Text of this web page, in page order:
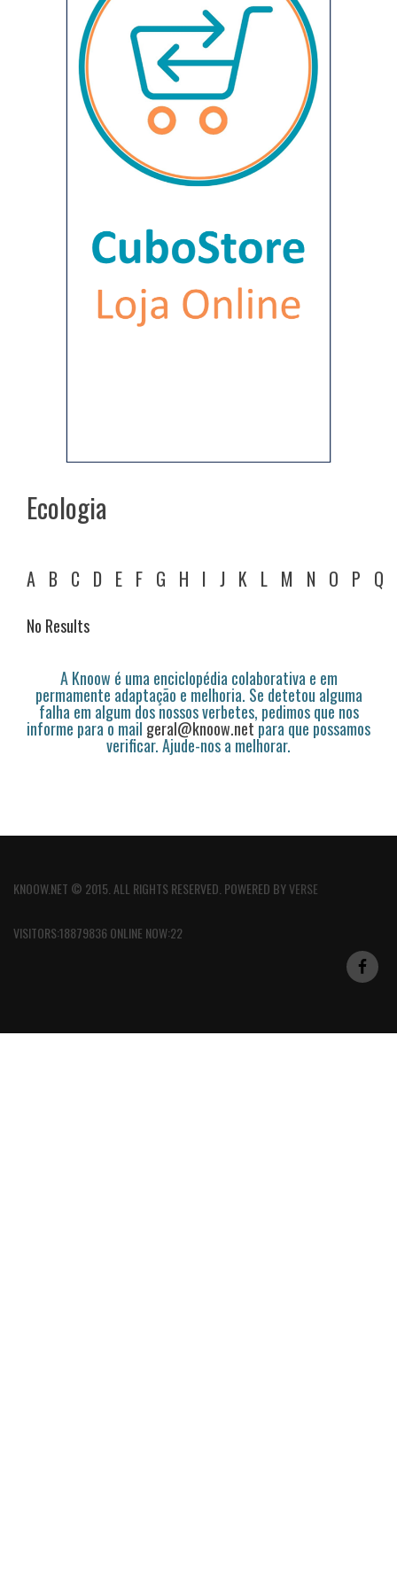
Ecologia
A B C D E F G H I J K L M N O P Q
No Results
A Knoow é uma enciclopédia colaborativa e em
permamente adaptação e melhoria. Se detetou alguma
falha em algum dos nossos verbetes, pedimos que nos
informe para o mail geral@knoow.netpara que possamos
verificar. Ajude-nos a melhorar.
KNOOW.NET © 2015. ALL RIGHTS RESERVED. POWERED BYVERSE
VISITORS:18879836 ONLINE NOW:22